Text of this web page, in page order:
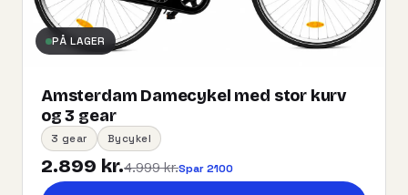
PÅ LAGER
Amsterdam Damecykel med stor kurv
og 3 gear
3 gear Bycykel
2.899 kr.4.999 kr.Spar 2100